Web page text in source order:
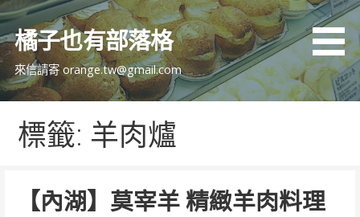
跳
主
內
橘子也有部落格
來信請寄 orange.tw@gmail.com
標籤: 羊肉爐
【內湖】莫宰羊 精緻羊肉料理